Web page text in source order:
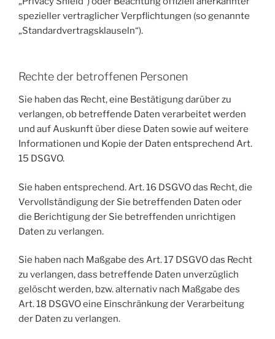
spezieller vertraglicher Verpflichtungen (so genannte
„Standardvertragsklauseln“).
Rechte der betroffenen Personen
Sie haben das Recht, eine Bestätigung darüber zu
verlangen, ob betreffende Daten verarbeitet werden
und auf Auskunft über diese Daten sowie auf weitere
Informationen und Kopie der Daten entsprechend Art.
15 DSGVO.
Sie haben entsprechend. Art. 16 DSGVO das Recht, die
Vervollständigung der Sie betreffenden Daten oder
die Berichtigung der Sie betreffenden unrichtigen
Daten zu verlangen.
Sie haben nach Maßgabe des Art. 17 DSGVO das Recht
zu verlangen, dass betreffende Daten unverzüglich
gelöscht werden, bzw. alternativ nach Maßgabe des
Art. 18 DSGVO eine Einschränkung der Verarbeitung
der Daten zu verlangen.